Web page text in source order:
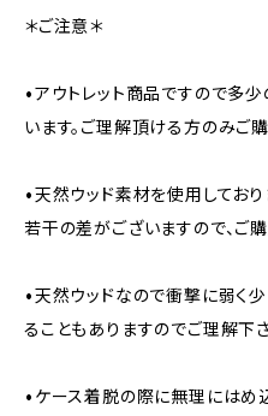
＊ご注意＊
•アウトレット商品ですので多
います。ご理解頂ける方のみご
•天然ウッド素材を使用してお
若干の差がございますので、ご
•天然ウッドなので衝撃に弱く
ることもありますのでご理解下さ
•ケース着脱の際に無理にはめ